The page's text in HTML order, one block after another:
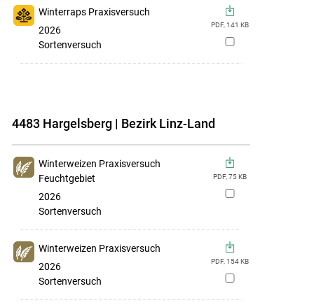
Winterraps Praxisversuch
2026
Sortenversuch
PDF,141 KB
zur
4483 Hargelsberg | Bezirk Linz-Land
Winterweizen Praxisversuch
Feuchtgebiet
2026
Sortenversuch
PDF,75KB
zur
Winterweizen Praxisversuch
2026
Sortenversuch
PDF,154KB
zur